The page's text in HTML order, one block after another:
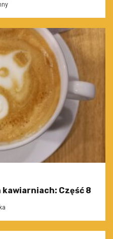
Część 8